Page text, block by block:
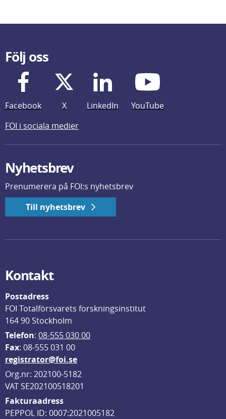
Följ oss
Facebook X LinkedIn
YouTube
FOI i sociala medier
Nyhetsbrev
Prenumerera på FOI:s nyhetsbrev
Till nyhetsbrev
Kontakt
Postadress
FOI Totalförsvarets forskningsinstitut
164 90 Stockholm
Telefon: 08-555 030 00
Fax: 08-555 031 00
registrator@foi.se
Org.nr: 202100-5182
VAT SE202100518201
Fakturaadress
PEPPOL ID: 0007:2021005182